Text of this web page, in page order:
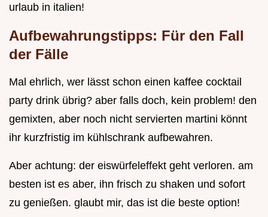
urlaub in italien!
Aufbewahrungstipps: Für den Fall
der Fälle
Mal ehrlich, wer lässt schon einen kaffee cocktail
party drink übrig? aber falls doch, kein problem! den
gemixten, aber noch nicht servierten martini könnt
ihr kurzfristig im kühlschrank aufbewahren.
Aber achtung: der eiswürfeleffekt geht verloren. am
besten ist es aber, ihn frisch zu shaken und sofort
zu genießen. glaubt mir, das ist die beste option!